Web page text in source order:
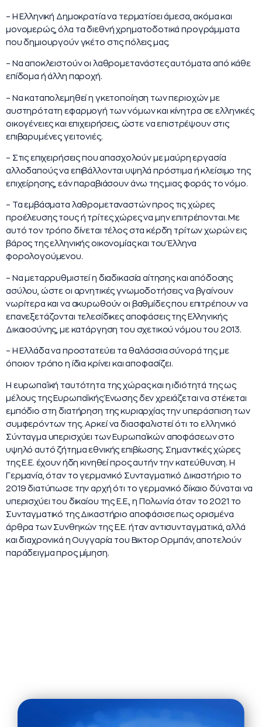
– Η Ελληνική Δημοκρατία να τερματίσει άμεσα, ακόμα και
μονομερώς, όλα τα διεθνή χρηματοδοτικά προγράμματα
που δημιουργούν γκέτο στις πόλεις μας.
– Να αποκλειστούν οι λαθρομετανάστες αυτόματα από κάθε
επίδομα ή άλλη παροχή.
– Να καταπολεμηθεί η γκετοποίηση των περιοχών με
αυστηρότατη εφαρμογή των νόμων και κίνητρα σε ελληνικές
οικογένειες και επιχειρήσεις, ώστε να επιστρέψουν στις
επιβαρυμένες γειτονιές.
– Στις επιχειρήσεις που απασχολούν με μαύρη εργασία
αλλοδαπούς να επιβάλλονται υψηλά πρόστιμα ή κλείσιμο της
επιχείρησης, εάν παραβιάσουν άνω της μιας φοράς το νόμο.
– Τα εμβάσματα λαθρομεταναστών προς τις χώρες
προέλευσης τους ή τρίτες χώρες να μην επιτρέπονται. Με
αυτό τον τρόπο δίνεται τέλος στα κέρδη τρίτων χωρών εις
βάρος της ελληνικής οικονομίας και του Έλληνα
φορολογούμενου.
– Να μεταρρυθμιστεί η διαδικασία αίτησης και απόδοσης
ασύλου, ώστε οι αρνητικές γνωμοδοτήσεις να βγαίνουν
νωρίτερα και να ακυρωθούν οι βαθμίδες που επιτρέπουν να
επανεξετάζονται τελεσίδικες αποφάσεις της Ελληνικής
Δικαιοσύνης, με κατάργηση του σχετικού νόμου του 2013.
– Η Ελλάδα να προστατεύει τα θαλάσσια σύνορά της με
όποιον τρόπο η ίδια κρίνει και αποφασίζει.
Η ευρωπαϊκή ταυτότητα της χώρας και η ιδιότητά της ως
μέλους της Ευρωπαϊκής Ένωσης δεν χρειάζεται να στέκεται
εμπόδιο στη διατήρηση της κυριαρχίας την υπεράσπιση των
συμφερόντων της. Αρκεί να διασφαλιστεί ότι το ελληνικό
Σύνταγμα υπερισχύει των Ευρωπαϊκών αποφάσεων στο
υψηλό αυτό ζήτημα εθνικής επιβίωσης. Σημαντικές χώρες
της Ε.Ε. έχουν ήδη κινηθεί προς αυτήν την κατεύθυνση. Η
Γερμανία, όταν το γερμανικό Συνταγματικό Δικαστήριο το
2019 διατύπωσε την αρχή ότι το γερμανικό δίκαιο δύναται να
υπερισχύει του δικαίου της Ε.Ε., η Πολωνία όταν το 2021 το
Συνταγματικό της Δικαστήριο αποφάσισε πως ορισμένα
άρθρα των Συνθηκών της Ε.Ε. ήταν αντισυνταγματικά, αλλά
και διαχρονικά η Ουγγαρία του Βικτορ Ορμπάν, αποτελούν
παράδειγμα προς μίμηση.